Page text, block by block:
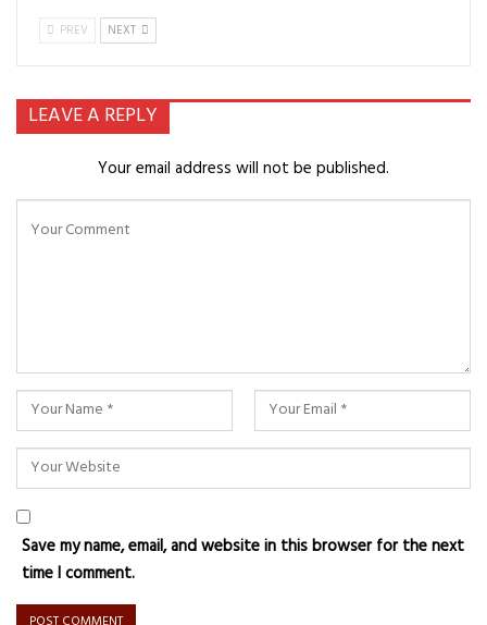
PREV NEXT
LEAVE A REPLY
Your email address will not be published.
Save my name, email, and website in this browser for the next
time I comment.